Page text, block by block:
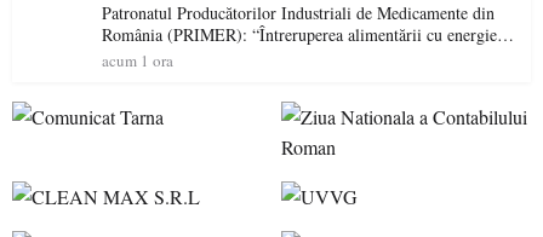
Patronatul Producătorilor Industriali de Medicamente din
România (PRIMER): “Întreruperea alimentării cu energie
electrică a fabricilor de medicamente va pune în pericol
acum 1 ora